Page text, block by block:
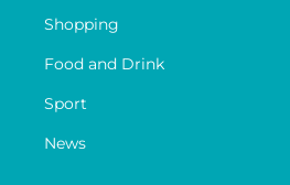
Shopping
Food and Drink
Sport
News